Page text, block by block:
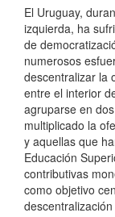
El Uruguay,
izquierda, ha
de
numerosos
descentralizar la
entre el interior
agruparse en
multiplicado la
y aquellas que
Educación
contributivas
como objetivo